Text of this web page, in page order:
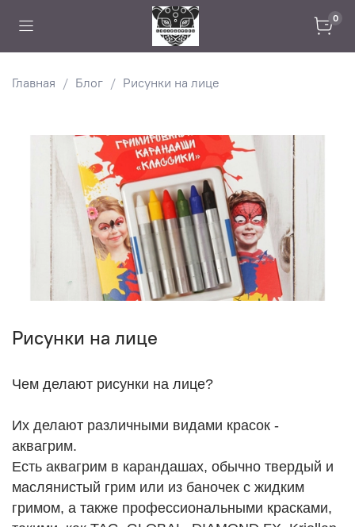
0
Главная Блог Рисунки на лице
Рисунки на лице
Чем делают рисунки на лице?
Их делают различными видами красок -
аквагрим.
Есть аквагрим в карандашах, обычно твердый и
маслянистый грим или из баночек с жидким
гримом, а также профессиональными красками,